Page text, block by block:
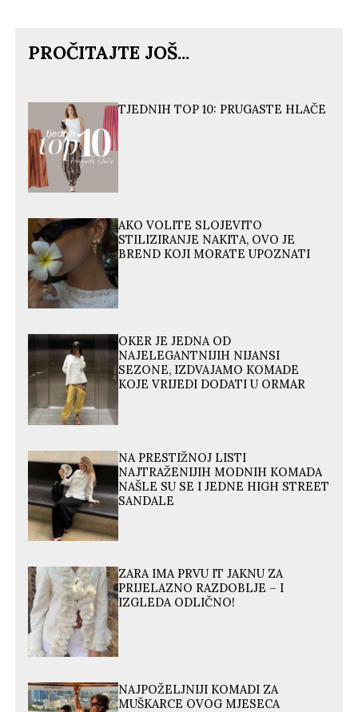
PROČITAJTE JOŠ...
TJEDNIH TOP 10: PRUGASTE HLAČE
AKO VOLITE SLOJEVITO
STILIZIRANJE NAKITA, OVO JE
BREND KOJI MORATE UPOZNATI
OKER JE JEDNA OD
NAJELEGANTNIJIH NIJANSI
SEZONE, IZDVAJAMO KOMADE
KOJE VRIJEDI DODATI U ORMAR
NA PRESTIŽNOJ LISTI
NAJTRAŽENIJIH MODNIH KOMADA
NAŠLE SU SE I JEDNE HIGH STREET
SANDALE
ZARA IMA PRVU IT JAKNU ZA
PRIJELAZNO RAZDOBLJE – I
IZGLEDA ODLIČNO!
NAJPOŽELJNIJI KOMADI ZA
MUŠKARCE OVOG MJESECA